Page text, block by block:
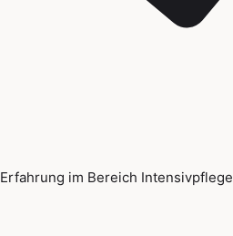
Erfahrung im Bereich Intensivpflege